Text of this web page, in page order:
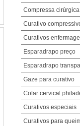
Compressa cirúrgica
Curativo
Curativos
Esparadrapo preço
Esparadrapo
Gaze para curativo
Colar cervical
Curativos especiais
Curativos para